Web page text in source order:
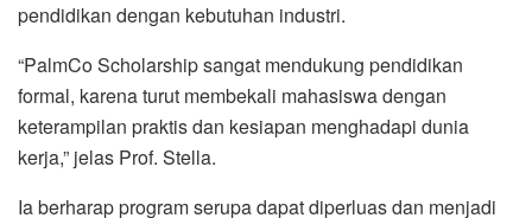
pendidikan dengan kebutuhan industri.
“PalmCo Scholarship sangat mendukung pendidikan
formal, karena turut membekali mahasiswa dengan
keterampilan praktis dan kesiapan menghadapi dunia
kerja,” jelas Prof. Stella.
Ia berharap program serupa dapat diperluas dan menjadi